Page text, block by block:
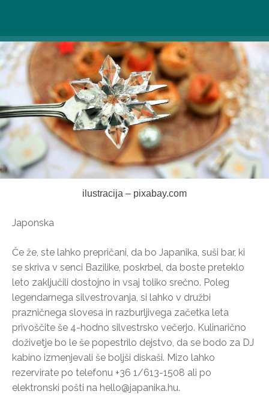
ilustracija – pixabay.com
Japonska
Če že, ste lahko prepričani, da bo Japanika, suši bar, ki
se skriva v senci Bazilike, poskrbel, da boste preteklo
leto zaključili dostojno in vsaj toliko srečno. Poleg
legendarnega silvestrovanja, si lahko v družbi
prazničnega slovesa in razburljivega začetka leta
privoščite še 4-hodno silvestrsko večerjo. Kulinarično
doživetje bo le še popestrilo dejstvo, da se bodo za DJ
kabino izmenjevali še boljši diskaši. Mizo lahko
rezervirate po telefonu +36 1/613-1508 ali po
elektronski pošti na hello@japanika.hu.